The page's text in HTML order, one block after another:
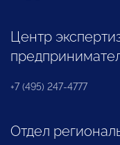
Центр
+7 (495) 247-4777
Отдел